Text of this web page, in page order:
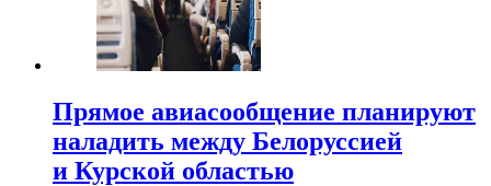
Прямое авиасообщение планируют
наладить между Белоруссией
и Курской областью